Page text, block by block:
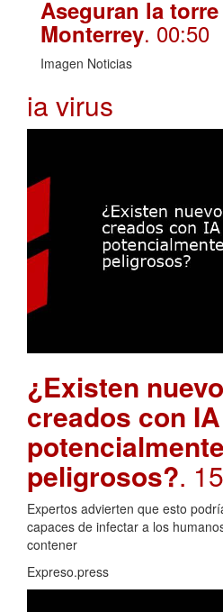
Aseguran la
Monterrey. 00:50
Imagen Noticias
ia virus
¿Existen
creados con IA
potencialmente
peligrosos?.
Expertos advierten que esto
capaces de infectar a los
contener
Expreso.press